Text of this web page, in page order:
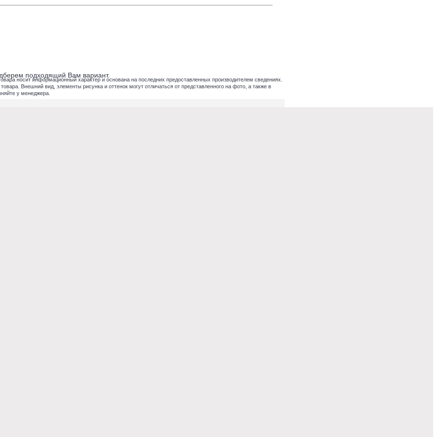
подходящий Вам вариант.
носит информационный характер и основана на последних предоставленных производителем сведениях.
Внешний вид, элементы рисунка и оттенок могут отличаться от представленного на фото, а также в
у менеджера.